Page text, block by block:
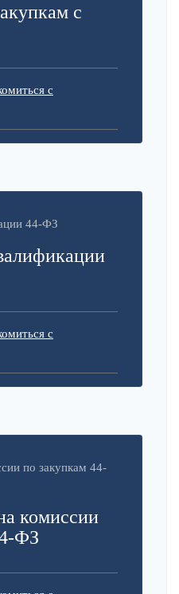
с
с
44-ФЗ
с
по закупкам 44-
комиссии
ФЗ